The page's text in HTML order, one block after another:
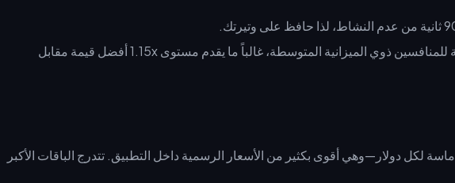
الإنفاق الأعلى لا يعني الفوز دائماً. بالنسبة للمنافسين ذوي الميزانية المتوسطة، غالباً ما يقدم مستوى 1.15x أفضل قيمة مقابل
توفر باقة عرض 35,000 ماسة 4,294 ماسة لكل دولار—وهي أقوى بكثير من الأسعار الرسمية داخل التطبيق. تتدرج الباقات الأكبر